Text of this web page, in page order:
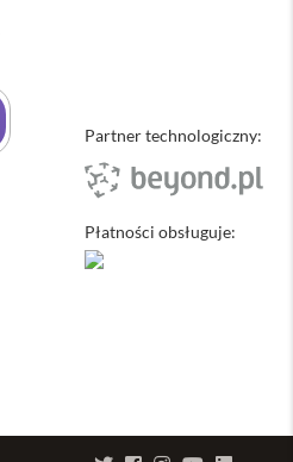
Partner technologiczny:
Płatności obsługuje: